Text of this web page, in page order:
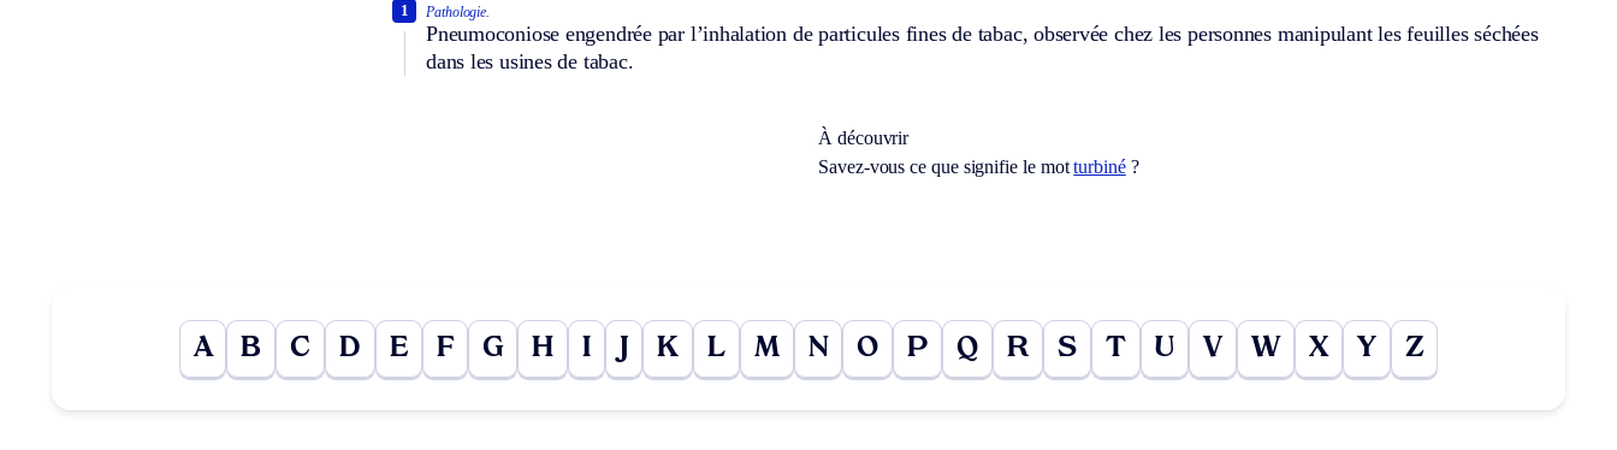
Pathologie.
Pneumoconiose engendrée par l’inhalation de particules fines de tabac, observée chez les personnes manipulant les feuilles séchées
dans les usines de tabac.
1
À découvrir
Savez-vous ce que signifie le motturbiné?
A B C D E F G H I K L M N O P Q R S T U V W X Y Z